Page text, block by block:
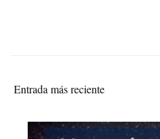
Entrada más reciente